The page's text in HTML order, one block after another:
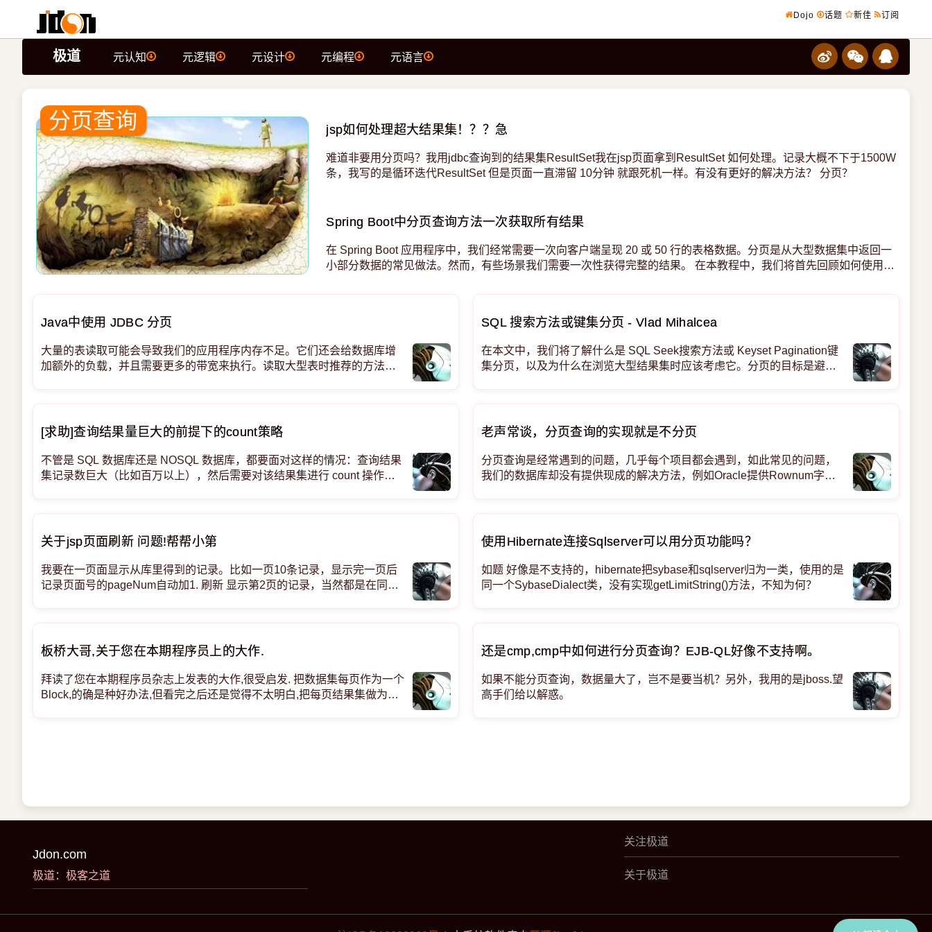
Dojo 话题 新佳 订阅
极道 元认知 元逻辑 元设计 元编程 元语言
分页查询 jsp如何处理超大结果集！？？急
难道非要用分页吗？我用jdbc查询到的结果集ResultSet我在jsp页面拿到ResultSet 如何处理。记录大概不下于1500W
条，我写的是循环迭代ResultSet 但是页面一直滞留 10分钟 就跟死机一样。有没有更好的解决方法？ 分页？
Spring Boot中分页查询方法一次获取所有结果
在 Spring Boot 应用程序中，我们经常需要一次向客户端呈现 20 或 50 行的表格数据。分页是从大型数据集中返回一
小部分数据的常见做法。然而，有些场景我们需要一次性获得完整的结果。 在本教程中，我们将首先回顾如何使用
Java中使用 JDBC 分页
大量的表读取可能会导致我们的应用程序内存不足。它们还会给数据库增
加额外的负载，并且需要更多的带宽来执行。读取大型表时推荐的方法是
SQL 搜索方法或键集分页 - Vlad Mihalcea
在本文中，我们将了解什么是 SQL Seek搜索方法或 Keyset Pagination键
集分页，以及为什么在浏览大型结果集时应该考虑它。分页的目标是避免
[求助]查询结果量巨大的前提下的count策略
不管是 SQL 数据库还是 NOSQL 数据库，都要面对这样的情况：查询结果
集记录数巨大（比如百万以上），然后需要对该结果集进行 count 操作
老声常谈，分页查询的实现就是不分页
分页查询是经常遇到的问题，几乎每个项目都会遇到，如此常见的问题，
我们的数据库却没有提供现成的解决方法，例如Oracle提供Rownum字
关于jsp页面刷新 问题!帮帮小第
我要在一页面显示从库里得到的记录。比如一页10条记录，显示完一页后
记录页面号的pageNum自动加1. 刷新 显示第2页的记录，当然都是在同一
使用Hibernate连接Sqlserver可以用分页功能吗？
如题 好像是不支持的，hibernate把sybase和sqlserver归为一类，使用的是
同一个SybaseDialect类，没有实现getLimitString()方法，不知为何？
板桥大哥,关于您在本期程序员上的大作.
拜读了您在本期程序员杂志上发表的大作,很受启发. 把数据集每页作为一个
Block,的确是种好办法,但看完之后还是觉得不太明白,把每页结果集做为一
还是cmp,cmp中如何进行分页查询？EJB-QL好像不支持啊。
如果不能分页查询，数据量大了，岂不是要当机？另外，我用的是jboss.望
高手们给以解惑。
Jdon.com
极道：极客之道
关注极道
关于极道